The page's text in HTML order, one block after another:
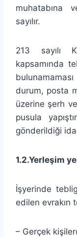
muhatabına
sayılır.
213 sayılı
kapsamında
durum, posta
üzerine şerh
pusula
gönderildiği
1.2.Yerleşim
İşyerinde
edilen evrakın
– Gerçek